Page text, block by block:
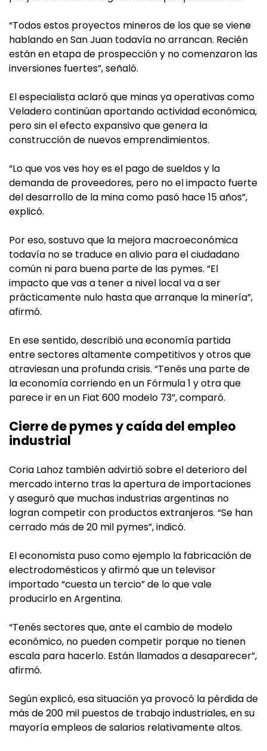
“Todos estos proyectos mineros de los que se viene
hablando en San Juan todavía no arrancan. Recién
están en etapa de prospección y no comenzaron las
inversiones fuertes”, señaló.
El especialista aclaró que minas ya operativas como
Veladero continúan aportando actividad económica,
pero sin el efecto expansivo que genera la
construcción de nuevos emprendimientos.
“Lo que vos ves hoy es el pago de sueldos y la
demanda de proveedores, pero no el impacto fuerte
del desarrollo de la mina como pasó hace 15 años”,
explicó.
Por eso, sostuvo que la mejora macroeconómica
todavía no se traduce en alivio para el ciudadano
común ni para buena parte de las pymes. “El
impacto que vas a tener a nivel local va a ser
prácticamente nulo hasta que arranque la minería”,
afirmó.
En ese sentido, describió una economía partida
entre sectores altamente competitivos y otros que
atraviesan una profunda crisis. “Tenés una parte de
la economía corriendo en un Fórmula 1 y otra que
parece ir en un Fiat 600 modelo 73”, comparó.
Cierre de pymes y caída del empleo
industrial
Coria Lahoz también advirtió sobre el deterioro del
mercado interno tras la apertura de importaciones
y aseguró que muchas industrias argentinas no
logran competir con productos extranjeros. “Se han
cerrado más de 20 mil pymes”, indicó.
El economista puso como ejemplo la fabricación de
electrodomésticos y afirmó que un televisor
importado “cuesta un tercio” de lo que vale
producirlo en Argentina.
“Tenés sectores que, ante el cambio de modelo
económico, no pueden competir porque no tienen
escala para hacerlo. Están llamados a desaparecer”,
afirmó.
Según explicó, esa situación ya provocó la pérdida de
más de 200 mil puestos de trabajo industriales, en su
mayoría empleos de salarios relativamente altos.